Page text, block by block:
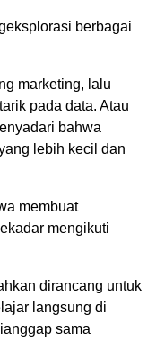
berbagai
marketing, lalu
pada data. Atau
bahwa
lebih kecil dan
membuat
mengikuti
dirancang untuk
langsung di
sama